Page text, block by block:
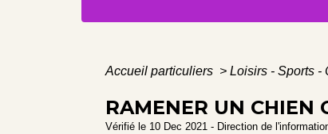
Accueil particuliers > Loisirs - Sports -
RAMENER UN CHIEN
Vérifié le 10 Dec 2021 - Direction de